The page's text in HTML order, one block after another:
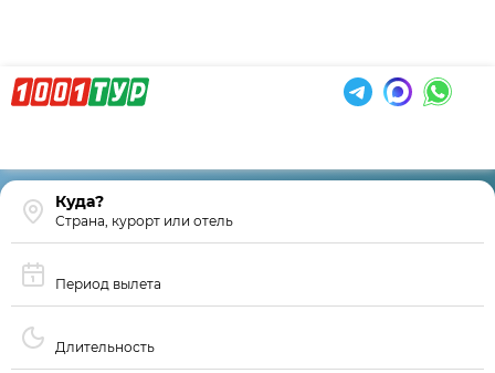
Страна, курорт или отель
Период вылета
Длительность